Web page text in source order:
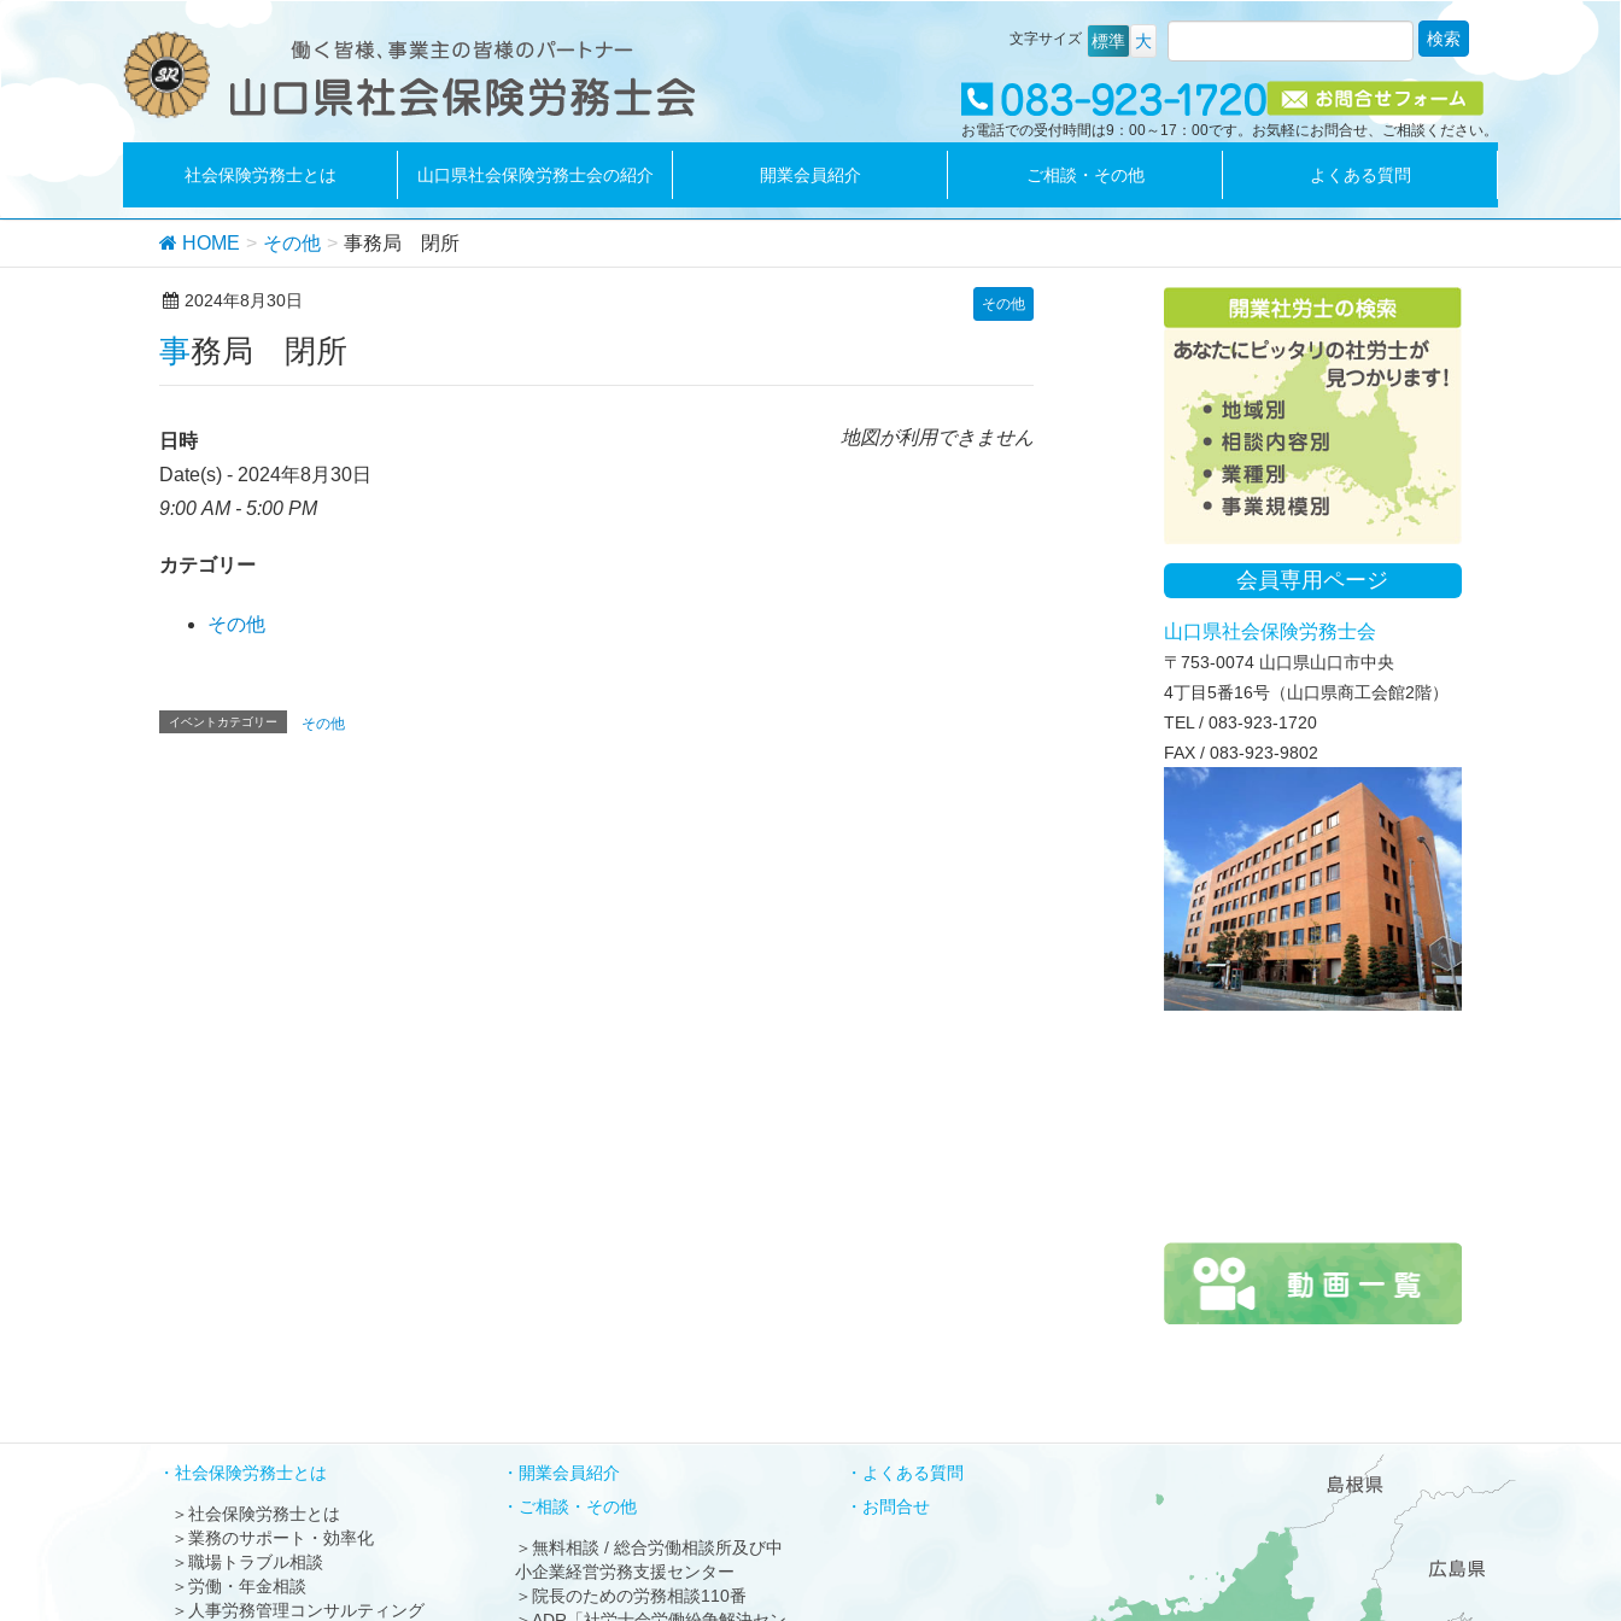
文字サイズ 標準 大
お電話での受付時間は9：00～17：00です。お気軽にお問合せ、ご相談ください。
社会保険労務士とは 山口県社会保険労務士会の紹介 開業会員紹介 ご相談・その他 よくある質問
HOME その他 事務局 閉所
2024年8月30日 その他
事務局 閉所
地図が利用できません
日時
Date(s) - 2024年8月30日
9:00 AM - 5:00 PM
カテゴリー
その他
イベントカテゴリー その他
会員専用ページ
山口県社会保険労務士会
〒753-0074 山口県山口市中央
4丁目5番16号（山口県商工会館2階）
TEL / 083-923-1720
FAX / 083-923-9802
社会保険労務士とは
社会保険労務士とは
業務のサポート・効率化
職場トラブル相談
労働・年金相談
人事労務管理コンサルティング
開業会員紹介
ご相談・その他
無料相談 / 総合労働相談所及び中
小企業経営労務支援センター
院長のための労務相談110番
よくある質問
お問合せ